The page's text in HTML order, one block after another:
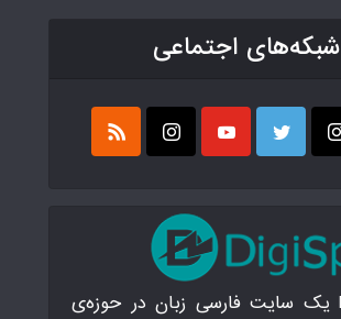
شبکه‌های اجتماعی
Digispark.ir یک سایت فارسی زبان در حوزه‌ی